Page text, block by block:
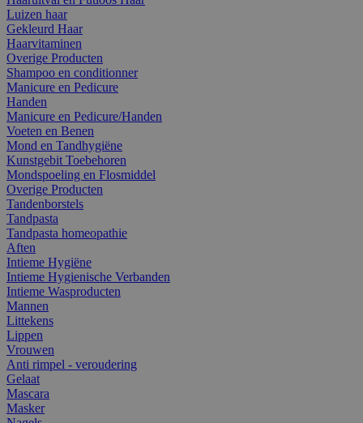
Luizen haar
Gekleurd Haar
Haarvitaminen
Overige Producten
Shampoo en conditionner
Manicure en Pedicure
Handen
Manicure en Pedicure/Handen
Voeten en Benen
Mond en Tandhygiëne
Kunstgebit Toebehoren
Mondspoeling en Flosmiddel
Overige Producten
Tandenborstels
Tandpasta
Tandpasta homeopathie
Aften
Intieme Hygiëne
Intieme Hygienische Verbanden
Intieme Wasproducten
Mannen
Littekens
Lippen
Vrouwen
Anti rimpel - veroudering
Gelaat
Mascara
Masker